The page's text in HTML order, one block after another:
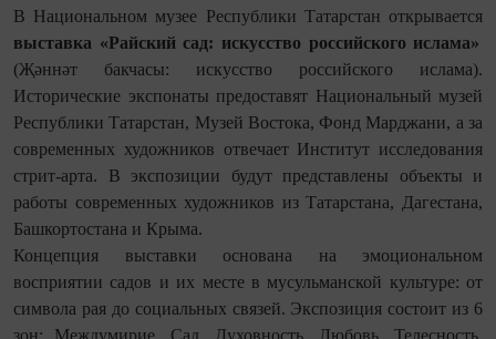
В Национальном музее Республики Татарстан открывается
выставка «Райский сад: искусство российского ислама»
(Җәннәт бакчасы: искусство российского ислама).
Исторические экспонаты предоставят Национальный музей
Республики Татарстан, Музей Востока, Фонд Марджани, а за
современных художников отвечает Институт исследования
стрит-арта. В экспозиции будут представлены объекты и
работы современных художников из Татарстана, Дагестана,
Башкортостана и Крыма.
Концепция выставки основана на эмоциональном
восприятии садов и их месте в мусульманской культуре: от
символа рая до социальных связей. Экспозиция состоит из 6
зон: Междумирие, Сад, Духовность, Любовь, Телесность,